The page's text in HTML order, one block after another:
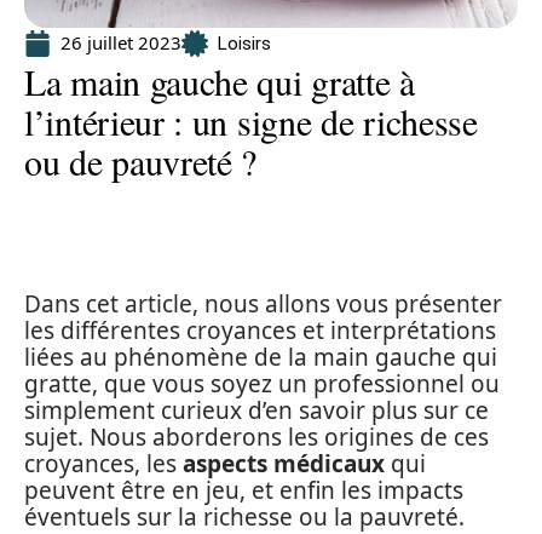
26 juillet 2023 Loisirs
La main gauche qui gratte à
l’intérieur : un signe de richesse
ou de pauvreté ?
Dans cet article, nous allons vous présenter
les différentes croyances et interprétations
liées au phénomène de la main gauche qui
gratte, que vous soyez un professionnel ou
simplement curieux d’en savoir plus sur ce
sujet. Nous aborderons les origines de ces
croyances, lesaspects médicaux qui
peuvent être en jeu, et enfin les impacts
éventuels sur la richesse ou la pauvreté.